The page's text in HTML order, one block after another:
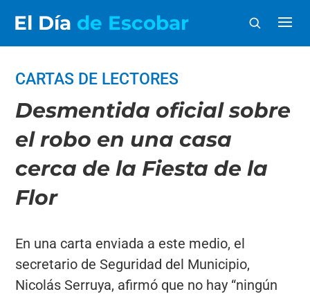
El Día de Escobar
CARTAS DE LECTORES
Desmentida oficial sobre
el robo en una casa
cerca de la Fiesta de la
Flor
En una carta enviada a este medio, el
secretario de Seguridad del Municipio,
Nicolás Serruya, afirmó que no hay “ningún